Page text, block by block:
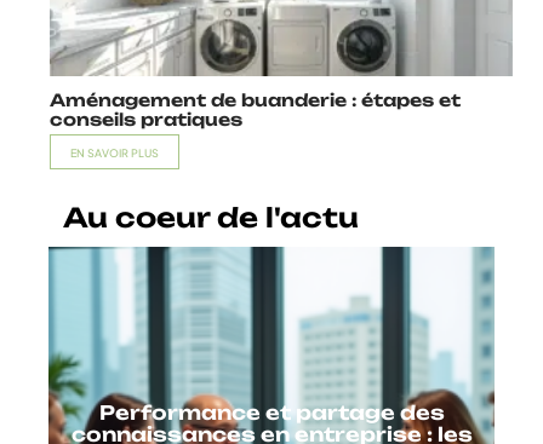
Aménagement de buanderie : étapes et
conseils pratiques
EN SAVOIR PLUS
Au coeur de l'actu
Performance et partage des
connaissances en entreprise : les